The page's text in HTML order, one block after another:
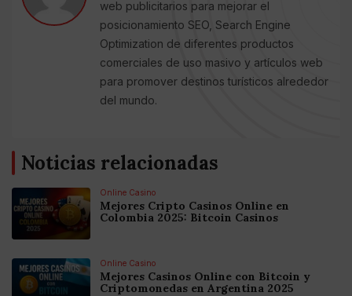
web publicitarios para mejorar el
posicionamiento SEO, Search Engine
Optimization de diferentes productos
comerciales de uso masivo y artículos web
para promover destinos turísticos alrededor
del mundo.
Noticias relacionadas
Online Casino
Mejores Cripto Casinos Online en
Colombia 2025: Bitcoin Casinos
Online Casino
Mejores Casinos Online con Bitcoin y
Criptomonedas en Argentina 2025